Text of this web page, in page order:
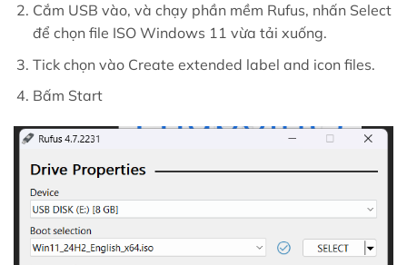
Cắm USB vào, và chạy phần mềm Rufus, nhấn Select
để chọn file ISO Windows 11 vừa tải xuống.
Tick chọn vào Create extended label and icon files.
Bấm Start